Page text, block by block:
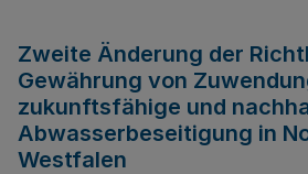
Zweite Änderung der
Gewährung von
zukunftsfähige und
Abwasserbeseitigung in
Westfalen